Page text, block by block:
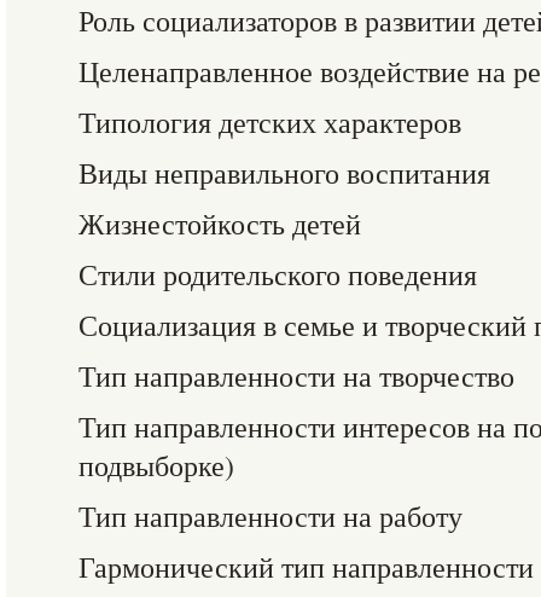
Роль социализаторов в развитии
Целенаправленное воздействие на
Типология детских характеров
Виды неправильного воспитания
Жизнестойкость детей
Стили родительского поведения
Социализация в семье и
Тип направленности на творчество
Тип направленности интересов на
подвыборке)
Тип направленности на работу
Гармонический тип